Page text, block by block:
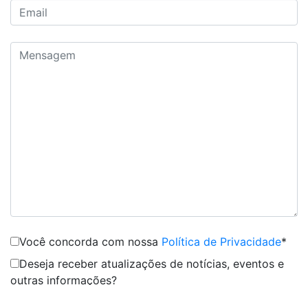
Você concorda com nossa Política de Privacidade*
Deseja receber atualizações de notícias, eventos e
outras informações?